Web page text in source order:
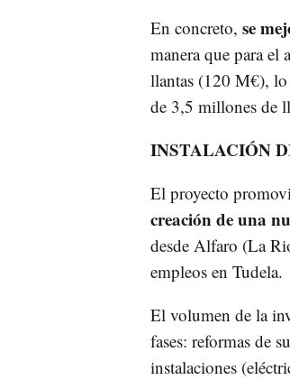
En concreto, se
manera que para el
llantas (120 M€),
de 3,5 millones de
INSTALACIÓN
El proyecto
creación de una
desde Alfaro (La
empleos en Tudela.
El volumen de la
fases: reformas de
instalaciones